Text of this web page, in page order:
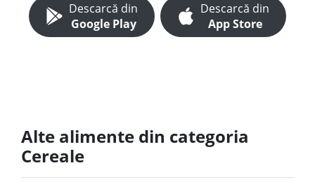
Descarcă din
Google Play
Descarcă din
App Store
Alte alimente din categoria
Cereale